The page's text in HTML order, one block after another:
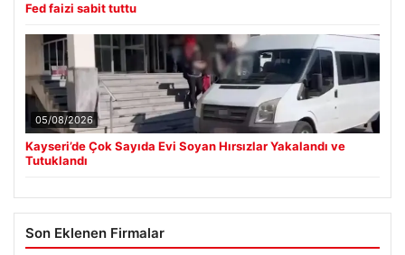
Fed faizi sabit tuttu
05/08/2026
Kayseri’de Çok Sayıda Evi Soyan Hırsızlar Yakalandı ve
Tutuklandı
Son Eklenen Firmalar